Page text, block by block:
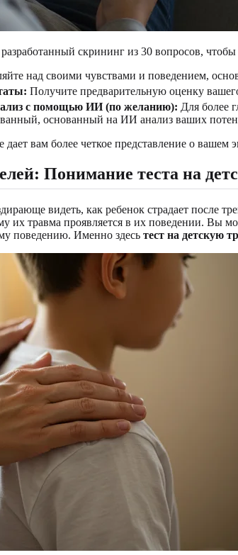
скрининг из 30 вопросов,
над своими чувствами и поведением,
Получите предварительную оценку
с помощью ИИ (по желанию): Для более
основанный на ИИ анализ ваших
дает вам более четкое представление о
Понимание теста на
видеть, как ребенок страдает после
их травма проявляется в их поведении. Вы
поведению. Именно здесь тест на детскую